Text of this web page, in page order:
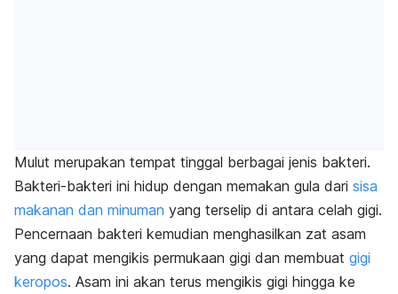
Mulut merupakan tempat tinggal berbagai jenis bakteri.
Bakteri-bakteri ini hidup dengan memakan gula dari sisa
makanan dan minuman yang terselip di antara celah gigi.
Pencernaan bakteri kemudian menghasilkan zat asam
yang dapat mengikis permukaan gigi dan membuat gigi
keropos. Asam ini akan terus mengikis gigi hingga ke